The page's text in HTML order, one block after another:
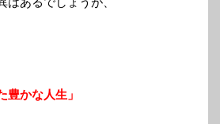
豊かな人生」